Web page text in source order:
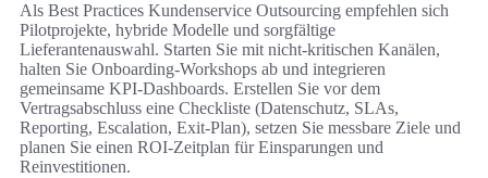
Als Best Practices Kundenservice Outsourcing empfehlen sich
Pilotprojekte, hybride Modelle und sorgfältige
Lieferantenauswahl. Starten Sie mit nicht-kritischen Kanälen,
halten Sie Onboarding-Workshops ab und integrieren
gemeinsame KPI-Dashboards. Erstellen Sie vor dem
Vertragsabschluss eine Checkliste (Datenschutz, SLAs,
Reporting, Escalation, Exit-Plan), setzen Sie messbare Ziele und
planen Sie einen ROI-Zeitplan für Einsparungen und
Reinvestitionen.